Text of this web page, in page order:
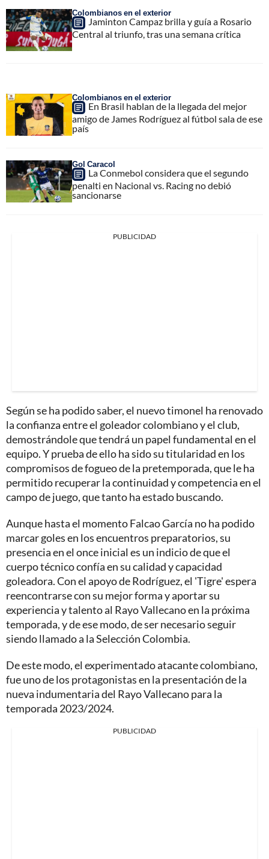
Colombianos en el exterior
Jaminton Campaz brilla y guía a Rosario
Central al triunfo, tras una semana crítica
Colombianos en el exterior
En Brasil hablan de la llegada del mejor
amigo de James Rodríguez al fútbol sala de ese
país
Gol Caracol
La Conmebol considera que el segundo
penalti en Nacional vs. Racing no debió
sancionarse
PUBLICIDAD
Según se ha podido saber, el nuevo timonel ha renovado
la confianza entre el goleador colombiano y el club,
demostrándole que tendrá un papel fundamental en el
equipo. Y prueba de ello ha sido su titularidad en los
compromisos de fogueo de la pretemporada, que le ha
permitido recuperar la continuidad y competencia en el
campo de juego, que tanto ha estado buscando.
Aunque hasta el momento Falcao García no ha podido
marcar goles en los encuentros preparatorios, su
presencia en el once inicial es un indicio de que el
cuerpo técnico confía en su calidad y capacidad
goleadora. Con el apoyo de Rodríguez, el 'Tigre' espera
reencontrarse con su mejor forma y aportar su
experiencia y talento al Rayo Vallecano en la próxima
temporada, y de ese modo, de ser necesario seguir
siendo llamado a la Selección Colombia.
De este modo, el experimentado atacante colombiano,
fue uno de los protagonistas en la presentación de la
nueva indumentaria del Rayo Vallecano para la
temporada 2023/2024.
PUBLICIDAD